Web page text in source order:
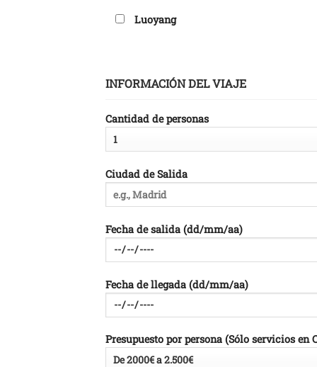
Luoyang
INFORMACIÓN DEL VIAJE
Cantidad de personas
Ciudad de Salida
Fecha de salida (dd/mm/aa)
Fecha de llegada (dd/mm/aa)
Presupuesto por persona (Sólo servicios en